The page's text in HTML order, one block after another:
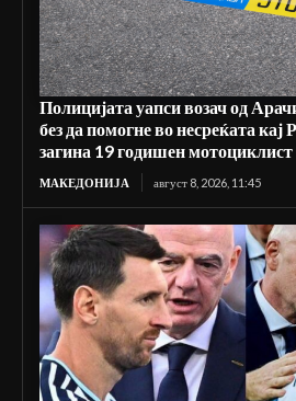
Полицијата уапси возач од
без да помогне во несреќата кај
загина 19 годишен мотоциклист
МАКЕДОНИЈА август 8, 2026, 11:45